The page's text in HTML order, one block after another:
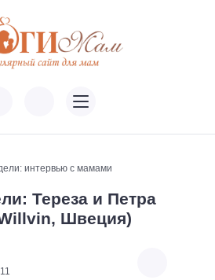
интервью с мамами
Тереза и Петра
Швеция)